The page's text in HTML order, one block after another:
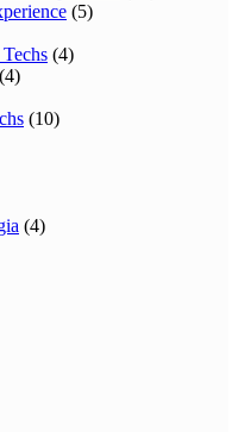
(5)
(4)
(4)
(10)
(4)